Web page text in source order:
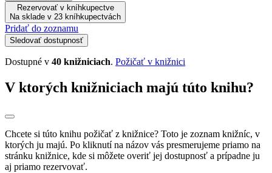
Rezervovať v kníhkupectve
Na sklade v 23 kníhkupectvách
Pridať do zoznamu
Sledovať dostupnosť
Dostupné v 40 knižniciach. Požičať v knižnici
V ktorých knižniciach majú túto knihu?
Chcete si túto knihu požičať z knižnice? Toto je zoznam knižníc, v
ktorých ju majú. Po kliknutí na názov vás presmerujeme priamo na
stránku knižnice, kde si môžete overiť jej dostupnosť a prípadne ju
aj priamo rezervovať.